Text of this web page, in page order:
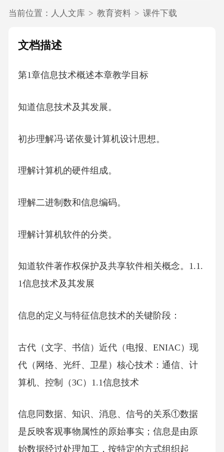
当前位置： 人人文库 > 教育资料 > 课件下载
文档描述
第1章信息技术概述本章教学目标
知道信息技术及其发展。
初步理解冯·诺依曼计算机设计思想。
理解计算机的硬件组成。
理解二进制数和信息编码。
理解计算机软件的分类。
知道软件著作权保护及共享软件相关概念。1.1.
1信息技术及其发展
信息的定义与特征信息技术的关键阶段：
古代（文字、书信）近代（电报、ENIAC）现
代（网络、光纤、卫星）核心技术：通信、计
算机、控制（3C）1.1信息技术
信息同数据、知识、消息、信号的关系①数据
是反映客观事物属性的原始事实；信息是由原
始数据经过处理加工，按特定的方式组织起